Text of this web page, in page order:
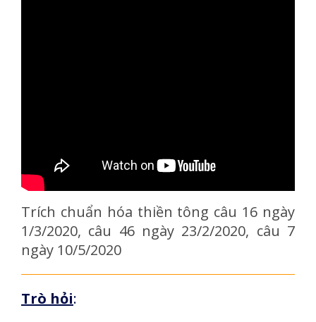
Trích chuẩn hóa thiền tông câu 16 ngày
1/3/2020, câu 46 ngày 23/2/2020, câu 7
ngày 10/5/2020
Trò hỏi: